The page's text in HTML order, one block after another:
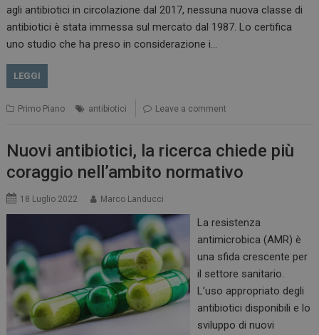
agli antibiotici in circolazione dal 2017, nessuna nuova classe di
antibiotici è stata immessa sul mercato dal 1987. Lo certifica
uno studio che ha preso in considerazione i…
LEGGI
Primo Piano antibiotici Leave a comment
Nuovi antibiotici, la ricerca chiede più
coraggio nell’ambito normativo
18 Luglio 2022 Marco Landucci
La resistenza
antimicrobica (AMR) è
una sfida crescente per
il settore sanitario.
L’uso appropriato degli
antibiotici disponibili e lo
sviluppo di nuovi
sito web abilitandone funzionalità di base quali la
navigazione sulle pagine e l'accesso alle aree
NOME
FORNITORE / DOMINIO
SCADENZA
_ga
Google LLC